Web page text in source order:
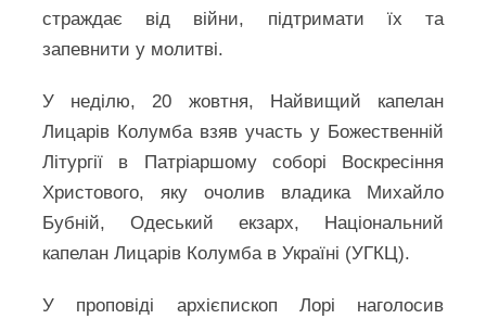
страждає від війни, підтримати їх та
запевнити у молитві.
У неділю, 20 жовтня, Найвищий капелан
Лицарів Колумба взяв участь у Божественній
Літургії в Патріаршому соборі Воскресіння
Христового, яку очолив владика Михайло
Бубній, Одеський екзарх, Національний
капелан Лицарів Колумба в Україні (УГКЦ).
У проповіді архієпископ Лорі наголосив